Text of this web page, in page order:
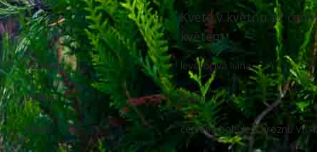
Kvete v květnu až
květem.
Vzhled: levotočivá liána
Výška: 3-6m
Plod: červená bobule v hroznu VII.-